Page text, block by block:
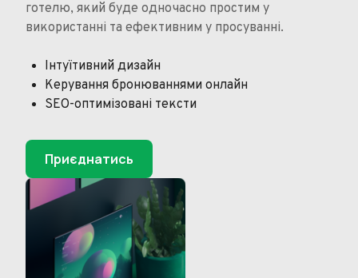
готелю, який буде одночасно простим у
використанні та ефективним у просуванні.
Інтуїтивний дизайн
Керування бронюваннями онлайн
SEO-оптимізовані тексти
Приєднатись